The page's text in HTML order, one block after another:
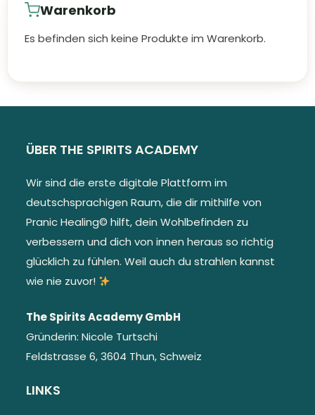
Warenkorb
Es befinden sich keine Produkte im Warenkorb.
ÜBER THE SPIRITS ACADEMY
Wir sind die erste digitale Plattform im
deutschsprachigen Raum, die dir mithilfe von
Pranic Healing© hilft, dein Wohlbefinden zu
verbessern und dich von innen heraus so richtig
glücklich zu fühlen. Weil auch du strahlen kannst
wie nie zuvor!
The Spirits Academy GmbH
Gründerin: Nicole Turtschi
Feldstrasse 6, 3604 Thun, Schweiz
LINKS